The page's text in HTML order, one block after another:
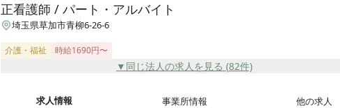
正看護師 / パート・アルバイト
埼玉県草加市青柳6-26-6
介護・福祉 時給1690円〜
▼同じ法人の求人を見る (82件)
求人情報 事業所情報 他の求人